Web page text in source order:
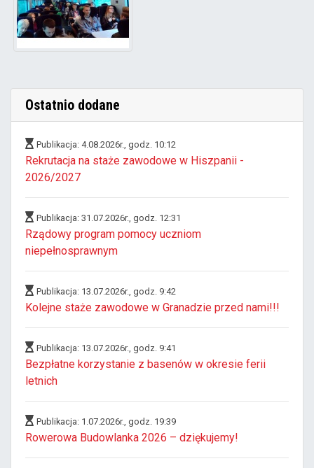
Ostatnio dodane
Publikacja: 4.08.2026r., godz. 10:12
Rekrutacja na staże zawodowe w Hiszpanii -
2026/2027
Publikacja: 31.07.2026r., godz. 12:31
Rządowy program pomocy uczniom
niepełnosprawnym
Publikacja: 13.07.2026r., godz. 9:42
Kolejne staże zawodowe w Granadzie przed nami!!!
Publikacja: 13.07.2026r., godz. 9:41
Bezpłatne korzystanie z basenów w okresie ferii
letnich
Publikacja: 1.07.2026r., godz. 19:39
Rowerowa Budowlanka 2026 – dziękujemy!